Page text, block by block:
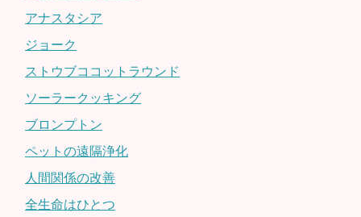
アナスタシア
ジョーク
ストウブココットラウンド
ソーラークッキング
ブロンプトン
ペットの遠隔浄化
人間関係の改善
全生命はひとつ